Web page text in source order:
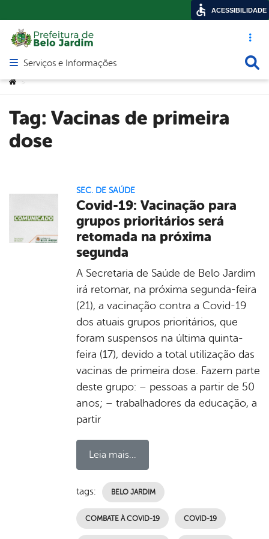
Acesso
Abrir menu principal de navegação
Serviços e Informações
Você está aqui:
>
Tag: Vacinas de primeira
dose
SEC. DE SAÚDE
Covid-19: Vacinação para
grupos prioritários será
retomada na próxima
segunda
A Secretaria de Saúde de Belo Jardim
irá retomar, na próxima segunda-feira
(21), a vacinação contra a Covid-19
dos atuais grupos prioritários, que
foram suspensos na última quinta-
feira (17), devido a total utilização das
vacinas de primeira dose. Fazem parte
deste grupo: – pessoas a partir de 50
anos; – trabalhadores da educação, a
partir
Leia mais...
tags: BELO JARDIM
COMBATE À COVID-19 COVID-19
ACESSIBILIDADE